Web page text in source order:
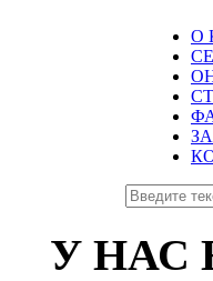
О
У НАС